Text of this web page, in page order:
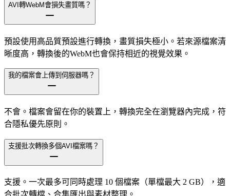
AVI轉WebM會損失畫質嗎？
預設使用高品質預設進行轉換，畫質損失極小。若來源檔案清
晰度高，轉換後的WebM也會保持相近的視覺效果。
我的檔案會上傳到伺服器嗎？
不會。檔案會留在你的裝置上，轉換完全在瀏覽器內完成，符
合隱私優先原則。
支援批次轉換多個AVI檔案嗎？
支援。一次最多可同時處理 10 個檔案（單檔最大 2 GB），適